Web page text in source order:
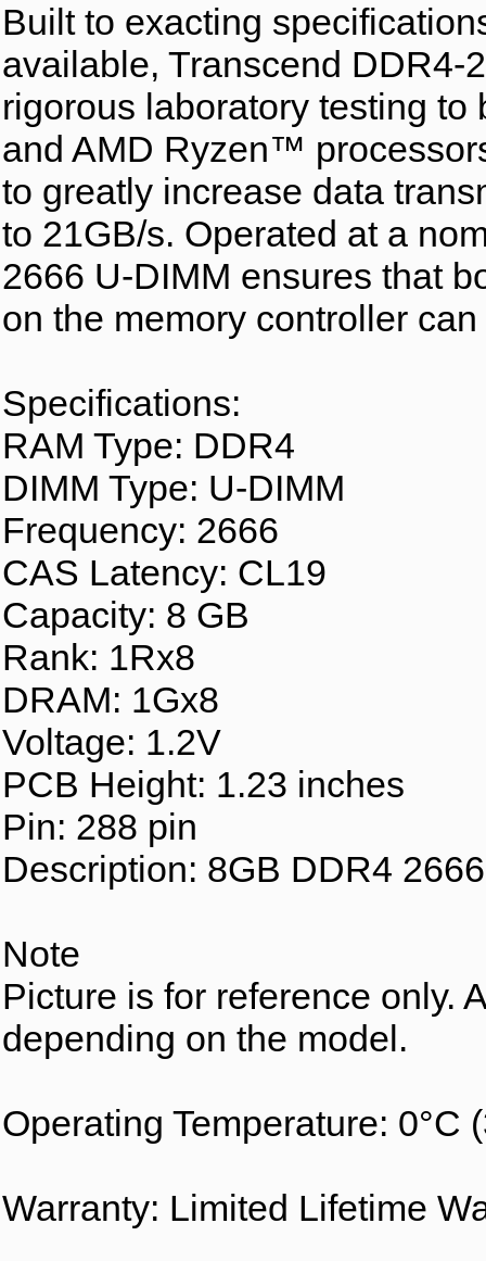
Built to exacting
available, Transcend DDR4-
rigorous laboratory testing
and AMD Ryzen™
to greatly increase data
to 21GB/s. Operated at a
2666 U-DIMM ensures that
on the memory controller
Specifications:
RAM Type: DDR4
DIMM Type: U-DIMM
Frequency: 2666
CAS Latency: CL19
Capacity: 8 GB
Rank: 1Rx8
DRAM: 1Gx8
Voltage: 1.2V
PCB Height: 1.23 inches
Pin: 288 pin
Description: 8GB DDR4
Note
Picture is for reference only.
depending on the model.
Operating Temperature: 0°C
Warranty: Limited Lifetime